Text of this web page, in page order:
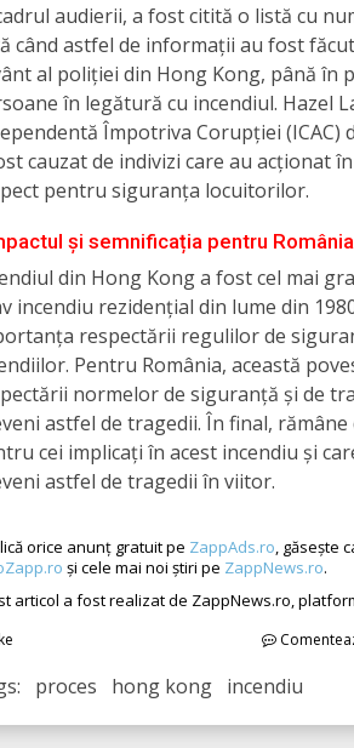
audierii, a fost citită o listă cu
când astfel de informații au fost
al poliției din Hong Kong, până în
în legătură cu incendiul. Hazel
Împotriva Corupției (ICAC)
cauzat de indivizi care au acționat
pentru siguranța locuitorilor.
și semnificația pentru România
din Hong Kong a fost cel mai
incendiu rezidențial din lume din
respectării regulilor de
Pentru România, această
normelor de siguranță și de
astfel de tragedii. În final,
cei implicați în acest incendiu și
astfel de tragedii în viitor.
orice anunț gratuit pe ZappAds.ro , găsește
și cele mai noi știri pe ZappNews.ro.
articol a fost realizat de ZappNews.ro,
proces hong kong incendiu